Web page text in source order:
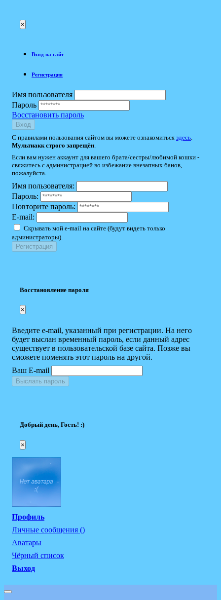
×
Вход на сайт
Регистрация
Имя пользователя
Пароль
Восстановить пароль
Вход
С правилами пользования сайтом вы можете ознакомиться здесь
Мультиакк строго запрещён
Если вам нужен аккаунт для вашего брата/сестры/любимой кошки -
свяжитесь с администрацией во избежание внезапных банов,
пожалуйста.
Имя пользователя:
Пароль:
Повторите пароль:
E-mail:
Скрывать мой e-mail на сайте (будут видеть только
администраторы).
Восстановление пароля
×
Введите e-mail, указанный при регистрации. На него
будет выслан временный пароль, если данный адрес
существует в пользовательской базе сайта. Позже вы
сможете поменять этот пароль на другой.
Ваш E-mail
Выслать пароль
Добрый день, Гость! :)
×
Профиль
Личные сообщения ()
Аватары
Чёрный список
Выход